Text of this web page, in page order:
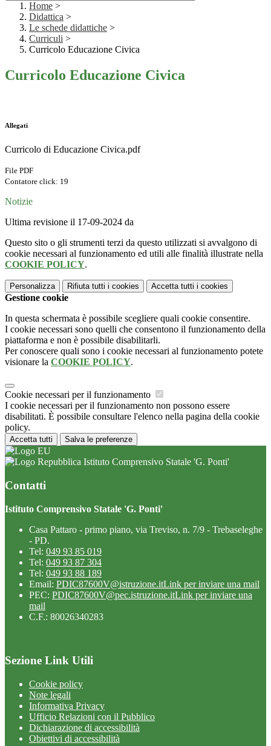
Home >
Didattica >
Le schede didattiche >
Curriculi >
Curricolo Educazione Civica
Curricolo Educazione Civica
Allegati
Curricolo di Educazione Civica.pdf
File PDF
Contatore click: 19
Notizie
Ultima revisione il 17-09-2024 da
Questo sito o gli strumenti terzi da questo utilizzati si avvalgono di
cookie necessari al funzionamento ed utili alle finalità illustrate nella
COOKIE POLICY.
Personalizza Rifiuta tutti i cookies Accetta tutti i cookies
Gestione cookie
In questa schermata è possibile scegliere quali cookie consentire.
I cookie necessari sono quelli che consentono il funzionamento della
piattaforma e non è possibile disabilitarli.
Per conoscere quali sono i cookie necessari al funzionamento potete
visionare la COOKIE POLICY.
Cookie necessari per il funzionamento
I cookie necessari per il funzionamento non possono essere
disabilitati. È possibile consultare l'elenco nella pagina della cookie
policy.
Accetta tutti Salva le preferenze
Istituto Comprensivo Statale 'G. Ponti'
Contatti
Istituto Comprensivo Statale 'G. Ponti'
Casa Pattaro - primo piano, via Treviso, n. 7/9 - Trebaseleghe
- PD.
Tel: 049 93 85 019
Tel: 049 93 87 304
Tel: 049 93 88 189
Email: PDIC87600V@istruzione.itLink per inviare una mail
PEC: PDIC87600V@pec.istruzione.itLink per inviare una
mail
C.F.: 80026340283
Sezione Link Utili
Cookie policy
Note legali
Informativa Privacy
Ufficio Relazioni con il Pubblico
Dichiarazione di accessibilità
Obiettivi di accessibilità